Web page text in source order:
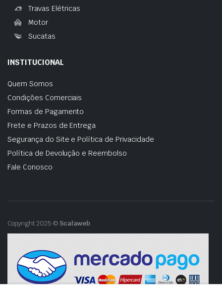
Travas Elétricas
Motor
Sucatas
INSTITUCIONAL
Quem Somos
Condições Comerciais
Formas de Pagamento
Frete e Prazos de Entrega
Segurança do Site e Política de Privacidade
Política de Devolução e Reembolso
Fale Conosco
Copyright 2025 © Scalaweb